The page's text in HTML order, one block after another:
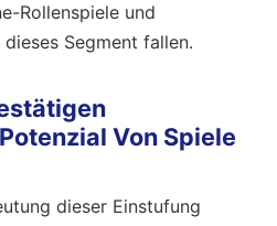
Rollenspiele und
Segment fallen.
Von Spiele
dieser Einstufung